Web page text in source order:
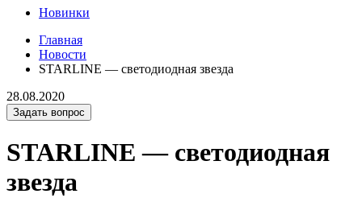
Новинки
Главная
Новости
STARLINE — светодиодная звезда
28.08.2020
Задать вопрос
STARLINE — светодиодная
звезда